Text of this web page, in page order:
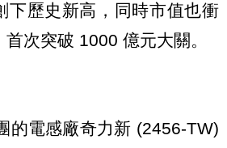
下歷史新高，同時市值也衝
次突破 1000 億元大關。
的電感廠奇力新 (2456-TW)